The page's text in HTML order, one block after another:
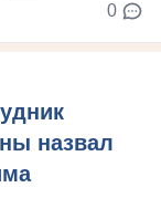
0
назвал